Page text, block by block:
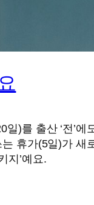
)를 출산 ‘전’에
는 휴가(5일)가
지’예요.